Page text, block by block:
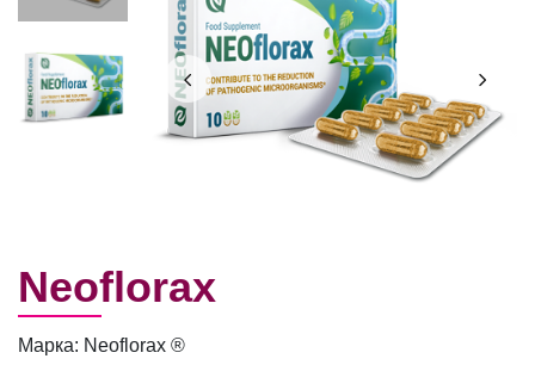
Neoflorax
Марка: Neoflorax ®